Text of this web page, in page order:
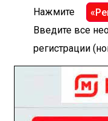
Нажмите
Введите все
регистрации